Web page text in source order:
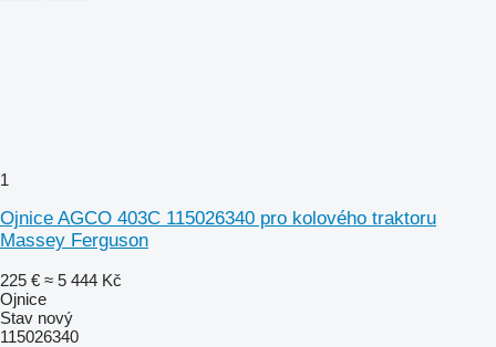
1
Ojnice AGCO 403C 115026340 pro kolového traktoru
Massey Ferguson
225 € ≈ 5 444 Kč
Ojnice
Stav nový
115026340